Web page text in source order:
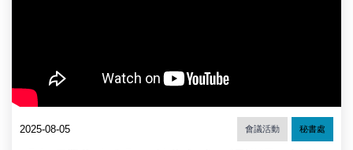
2025-08-05 會議活動 秘書處